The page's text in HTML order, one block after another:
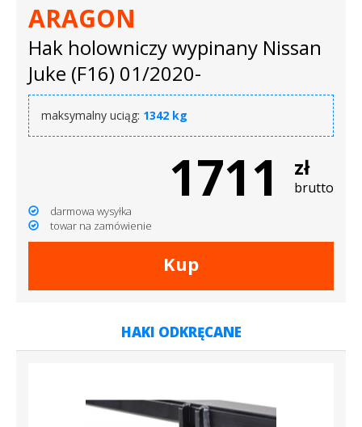
ARAGON
Hak holowniczy wypinany Nissan
Juke (F16) 01/2020-
maksymalny uciąg: 1342 kg
1711 zł
brutto
darmowa wysyłka
towar na zamówienie
Kup
HAKI ODKRĘCANE